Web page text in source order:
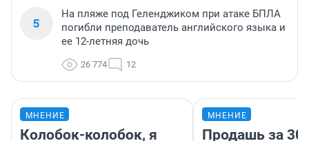
5
На пляже под Геленджиком при атаке БПЛА
погибли преподаватель английского языка и
ее 12-летняя дочь
26 774 12
МНЕНИЕ
Колобок-колобок, я
МНЕНИЕ
Продашь за